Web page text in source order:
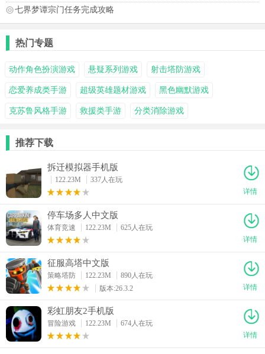
七界梦谭宗门任务完成攻略
热门专题
动作角色扮演游戏 悬疑系列游戏 射击塔防游戏
恋爱养成类手游 超级英雄题材游戏 黑色幽默游戏
克苏鲁风格手游 救援类手游 分类消除游戏
推荐下载
拆迁模拟器手机版
122.23M
337人在玩
详情
停车场多人中文版
体育竞速 122.23M
625人在玩
详情
征服高塔中文版
策略塔防 122.23M
890人在玩
版本:26.3.2
详情
彩虹朋友2手机版
冒险游戏 122.23M
674人在玩
详情